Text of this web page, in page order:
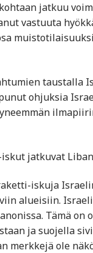
jatkuu
vastuuta
taustalla
ohjuksia
jatkuvat
iskuja
alueisiin.
Tämä
ja suojella
merkkejä ole